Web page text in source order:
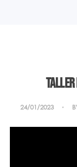
Taller
24/01/2023